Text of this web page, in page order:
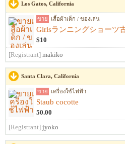
Los Gatos, California
ขาย เสื้อผ้าเด็ก / ของเล่น
Girlsランニングショーツ
$10
[Registrant] makiko
Santa Clara, California
ขาย เครื่องใช้ไฟฟ้า
Staub cocotte
50.00
[Registrant] jyoko